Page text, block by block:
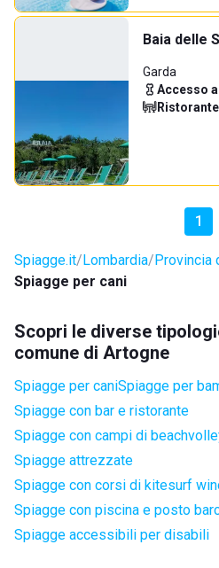
Baia delle
Garda
Accesso
Ristorante
1
Spiagge.it Lombardia Provincia
Spiagge per cani
Scopri le diverse
comune di Artogne
Spiagge per caniSpiagge per
Spiagge con bar e ristorante
Spiagge con campi di
Spiagge attrezzate
Spiagge con corsi di kitesurf
Spiagge con piscina e posto
Spiagge accessibili per disabili